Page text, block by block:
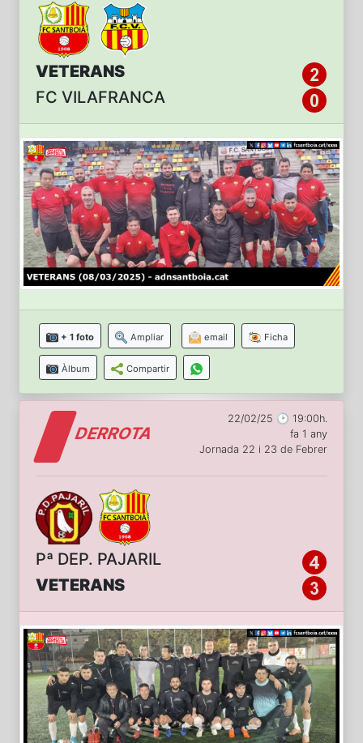
VETERANS
FC VILAFRANCA
+ 1 foto Ampliar email Ficha
Àlbum Compartir
DERROTA
22/02/25 🕑 19:00h.
fa 1 any
Jornada 22 i 23 de Febrer
Pª DEP. PAJARIL
VETERANS